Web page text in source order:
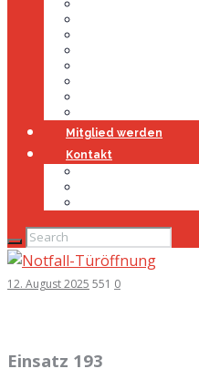
Mitglied werden
Kontakt
12. August 2025 551 0
Einsatz 193